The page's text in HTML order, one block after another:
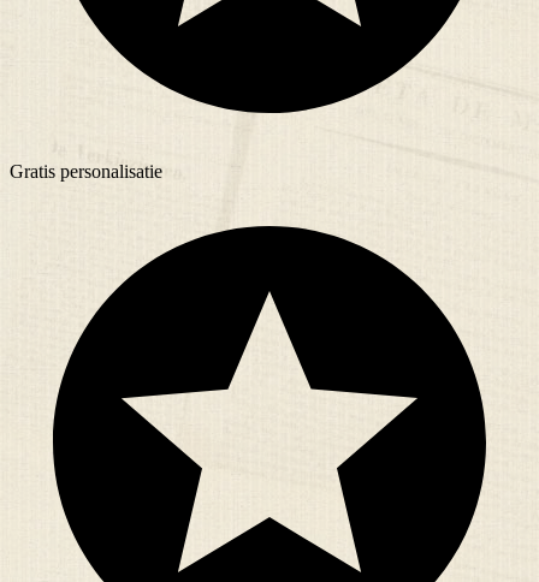
Gratis personalisatie